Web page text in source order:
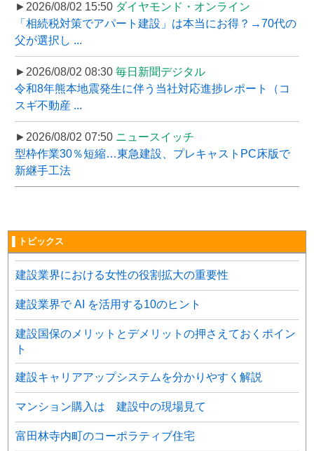
►2026/08/02 15:50 ダイヤモンド・オンライン
「相続税対策でアパート建設」は本当にお得？→70代の
父が選択し ...
►2026/08/02 08:30 毎日新聞デジタル
令和8年熊本地震発生に伴う当社対応進捗レポート（コ
スギ不動産 ...
►2026/08/02 07:50 ニュースイッチ
型枠作業30％短縮…東急建設、プレキャストPC床版で
新継手工法
▌トピックス
建設業界における女性の役割拡大の重要性
建設業界で AI を活用する10のヒント
建設国保のメリットとデメリットの押さえておくポイン
ト
建設キャリアアップシステムを分かりやすく解説
マンション購入は 建設中の現場見て
富田林寺内町のコーポラティブ住宅